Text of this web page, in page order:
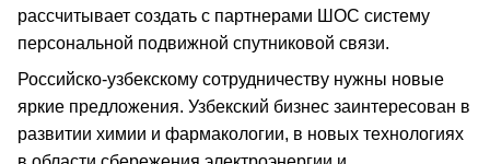
рассчитывает создать с партнерами ШОС систему
персональной подвижной спутниковой связи.
Российско-узбекскому сотрудничеству нужны новые
яркие предложения. Узбекский бизнес заинтересован в
развитии химии и фармакологии, в новых технологиях